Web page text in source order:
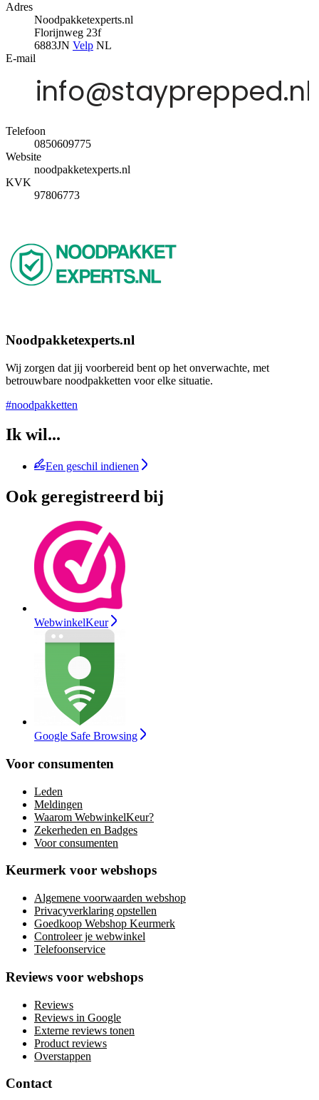
Adres
Noodpakketexperts.nl
Florijnweg 23f
6883JN Velp NL
E-mail
Telefoon
0850609775
Website
noodpakketexperts.nl
KVK
97806773
Noodpakketexperts.nl
Wij zorgen dat jij voorbereid bent op het onverwachte, met
betrouwbare noodpakketten voor elke situatie.
#noodpakketten
Ik wil...
Een geschil indienen
Ook geregistreerd bij
WebwinkelKeur
Google Safe Browsing
Voor consumenten
Leden
Meldingen
Waarom WebwinkelKeur?
Zekerheden en Badges
Voor consumenten
Keurmerk voor webshops
Algemene voorwaarden webshop
Privacyverklaring opstellen
Goedkoop Webshop Keurmerk
Controleer je webwinkel
Telefoonservice
Reviews voor webshops
Reviews
Reviews in Google
Externe reviews tonen
Product reviews
Overstappen
Contact